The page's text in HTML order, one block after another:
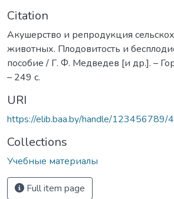
Citation
Акушерство и репродукция
животных. Плодовитость и
пособие / Г. Ф. Медведев [и др.]. –
– 249 с.
URI
https://elib.baa.by/handle/123456789/
Collections
Учебные материалы
Full item page